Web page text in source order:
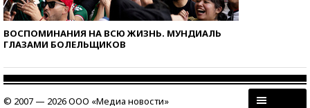
ВОСПОМИНАНИЯ НА ВСЮ ЖИЗНЬ. МУНДИАЛЬ
ГЛАЗАМИ БОЛЕЛЬЩИКОВ
© 2007 — 2026 ООО «Медиа новости»